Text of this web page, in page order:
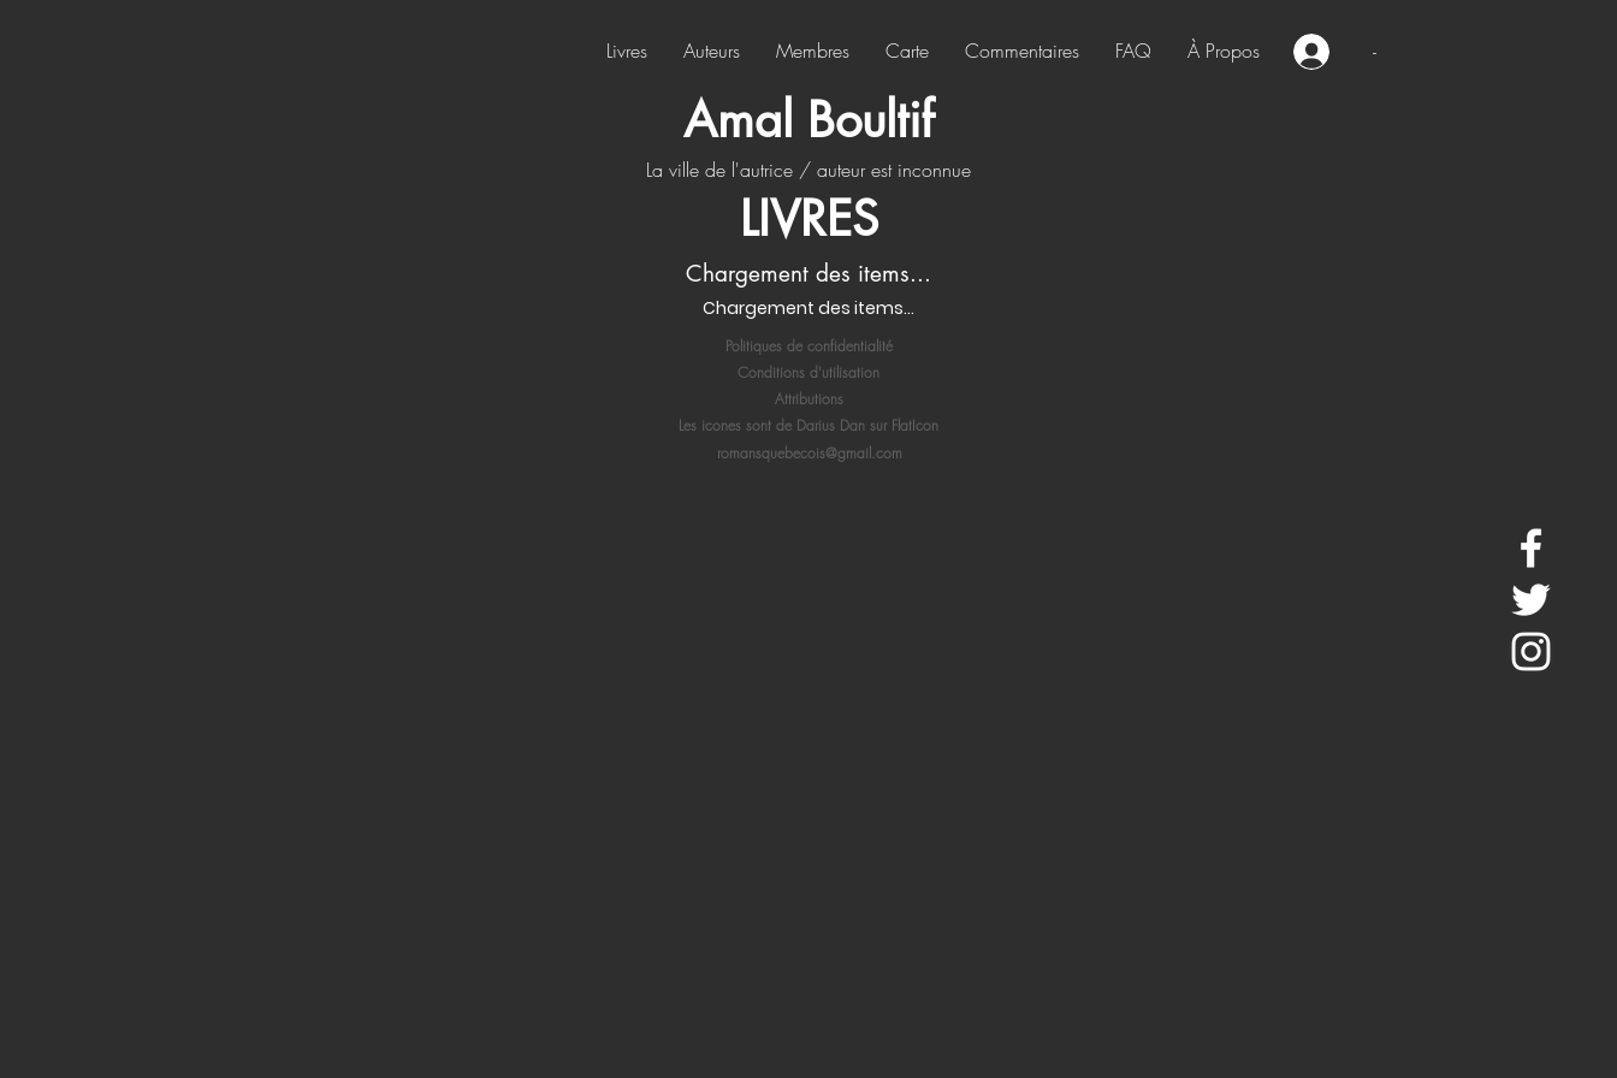
Livres Auteurs Membres Carte Commentaires FAQ À Propos -
Amal Boultif
La ville de l'autrice / auteur est inconnue
LIVRES
Chargement des items...
Chargement des items...
Politiques de confidentialité
Conditions d'utilisation
Attributions
Les icones sont de Darius Dan sur FlatIcon
romansquebecois@gmail.com